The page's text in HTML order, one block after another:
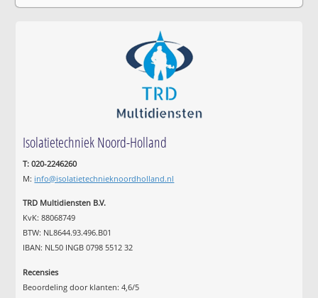
Isolatietechniek Noord-Holland
T: 020-2246260
M: info@isolatietechnieknoordholland.nl
TRD Multidiensten B.V.
KvK: 88068749
BTW: NL8644.93.496.B01
IBAN: NL50 INGB 0798 5512 32
Recensies
Beoordeling door klanten:4,6/5